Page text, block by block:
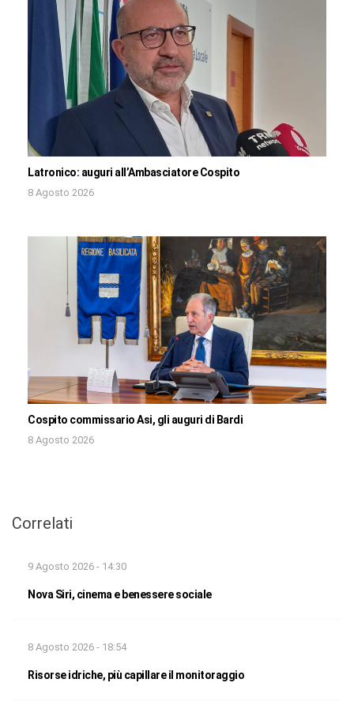
Latronico: auguri all’Ambasciatore Cospito
8 Agosto 2026
Cospito commissario Asi, gli auguri di Bardi
8 Agosto 2026
Correlati
9 Agosto 2026 - 14:30
Nova Siri, cinema e benessere sociale
8 Agosto 2026 - 18:54
Risorse idriche, più capillare il monitoraggio